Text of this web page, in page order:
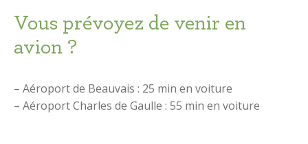
Vous prévoyez de venir en
avion ?
– Aéroport de Beauvais : 25 min en voiture
– Aéroport Charles de Gaulle : 55 min en voiture